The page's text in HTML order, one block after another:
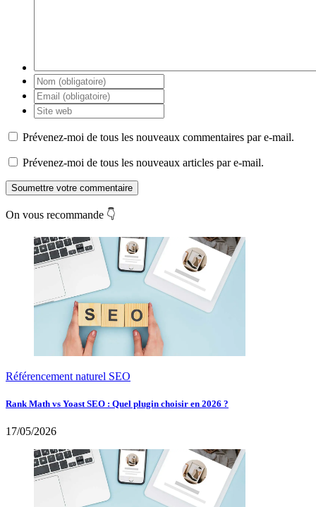
Prévenez-moi de tous les nouveaux commentaires par e-mail.
Prévenez-moi de tous les nouveaux articles par e-mail.
Soumettre votre commentaire
On vous recommande 👇
Référencement naturel SEO
Rank Math vs Yoast SEO : Quel plugin choisir en 2026 ?
17/05/2026